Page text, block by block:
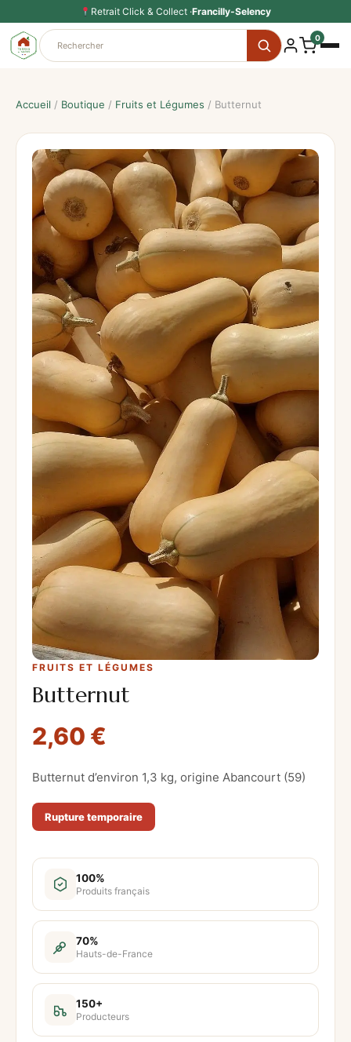
contenu
Retrait Click & Collect ·Francilly-Selency
0
Accueil / Boutique / Fruits et Légumes / Butternut
FRUITS ET LÉGUMES
Butternut
2,60 €
Butternut d’environ 1,3 kg, origine Abancourt (59)
Rupture temporaire
100%
Produits français
70%
Hauts-de-France
150+
Producteurs